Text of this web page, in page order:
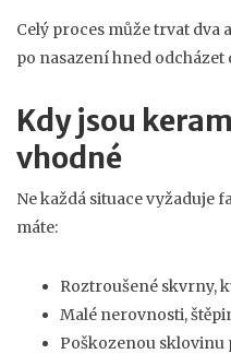
Celý proces může trvat dva
po nasazení hned odcházet
Kdy jsou
vhodné
Ne každá situace vyžaduje
máte:
Roztroušené skvrny,
Malé nerovnosti,
Poškozenou sklovinu